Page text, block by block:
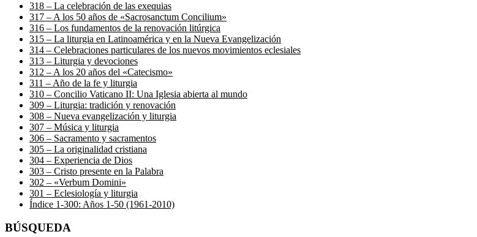
318 – La celebración de las exequias
317 – A los 50 años de «Sacrosanctum Concilium»
316 – Los fundamentos de la renovación litúrgica
315 – La liturgia en Latinoamérica y en la Nueva Evangelización
314 – Celebraciones particulares de los nuevos movimientos eclesiales
313 – Liturgia y devociones
312 – A los 20 años del «Catecismo»
311 – Año de la fe y liturgia
310 – Concilio Vaticano II: Una Iglesia abierta al mundo
309 – Liturgia: tradición y renovación
308 – Nueva evangelización y liturgia
307 – Música y liturgia
306 – Sacramento y sacramentos
305 – La originalidad cristiana
304 – Experiencia de Dios
303 – Cristo presente en la Palabra
302 – «Verbum Domini»
301 – Eclesiología y liturgia
Índice 1-300: Años 1-50 (1961-2010)
BÚSQUEDA